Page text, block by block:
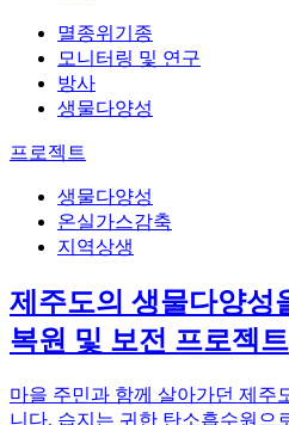
멸종위기종
모니터링 및 연구
방사
생물다양성
프로젝트
생물다양성
온실가스감축
지역상생
제주도의 생물다양성
복원 및 보전 프로젝트
마을 주민과 함께 살아가던 제주
니다. 습지는 귀한 탄소흡수원으